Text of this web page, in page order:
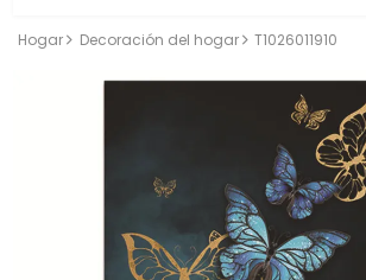
Hogar Decoración del hogar T1026011910